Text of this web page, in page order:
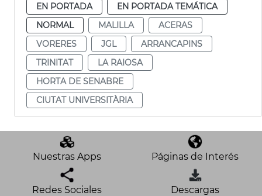
EN PORTADA
EN PORTADA TEMÁTICA
NORMAL
MALILLA
ACERAS
VORERES
JGL
ARRANCAPINS
TRINITAT
LA RAIOSA
HORTA DE SENABRE
CIUTAT UNIVERSITÀRIA
Nuestras Apps Páginas de Interés
Redes Sociales Descargas